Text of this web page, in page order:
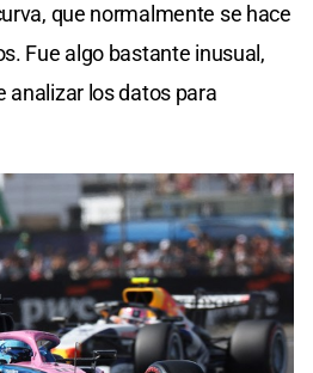
que normalmente se hace
Fue algo bastante inusual,
analizar los datos para